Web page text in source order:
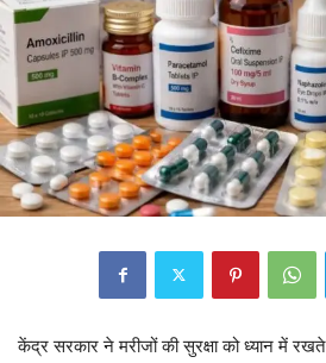
केंद्र सरकार ने मरीजों की सुरक्षा को ध्यान में